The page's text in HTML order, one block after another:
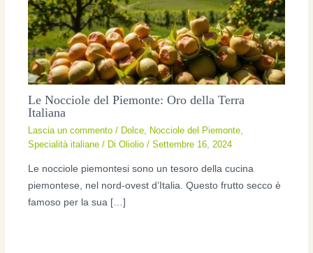
Le Nocciole del Piemonte: Oro della Terra
Italiana
Lascia un commento / Dolce Nocciole del Piemonte
Specialità italiane / Di Oliolio/Settembre 16, 2024
Le nocciole piemontesi sono un tesoro della cucina
piemontese, nel nord-ovest d’Italia. Questo frutto secco è
famoso per la sua […]